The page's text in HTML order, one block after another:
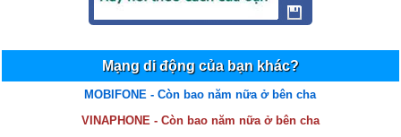
Mạng di động của bạn khác?
MOBIFONE - Còn bao năm nữa ở bên cha
VINAPHONE - Còn bao năm nữa ở bên cha